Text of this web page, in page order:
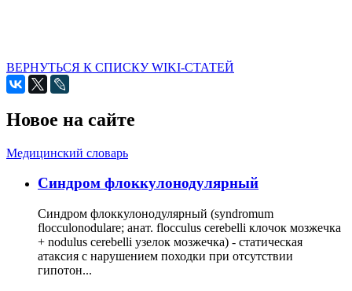
ВЕРНУТЬСЯ К СПИСКУ WIKI-СТАТЕЙ
Новое на сайте
Медицинский словарь
Cиндром флоккулонодулярный
Синдром флоккулонодулярный (syndromum
flocculonodulare; анат. flocculus cerebelli клочок мозжечка
+ nodulus cerebelli узелок мозжечка) - статическая
атаксия с нарушением походки при отсутствии
гипотон...